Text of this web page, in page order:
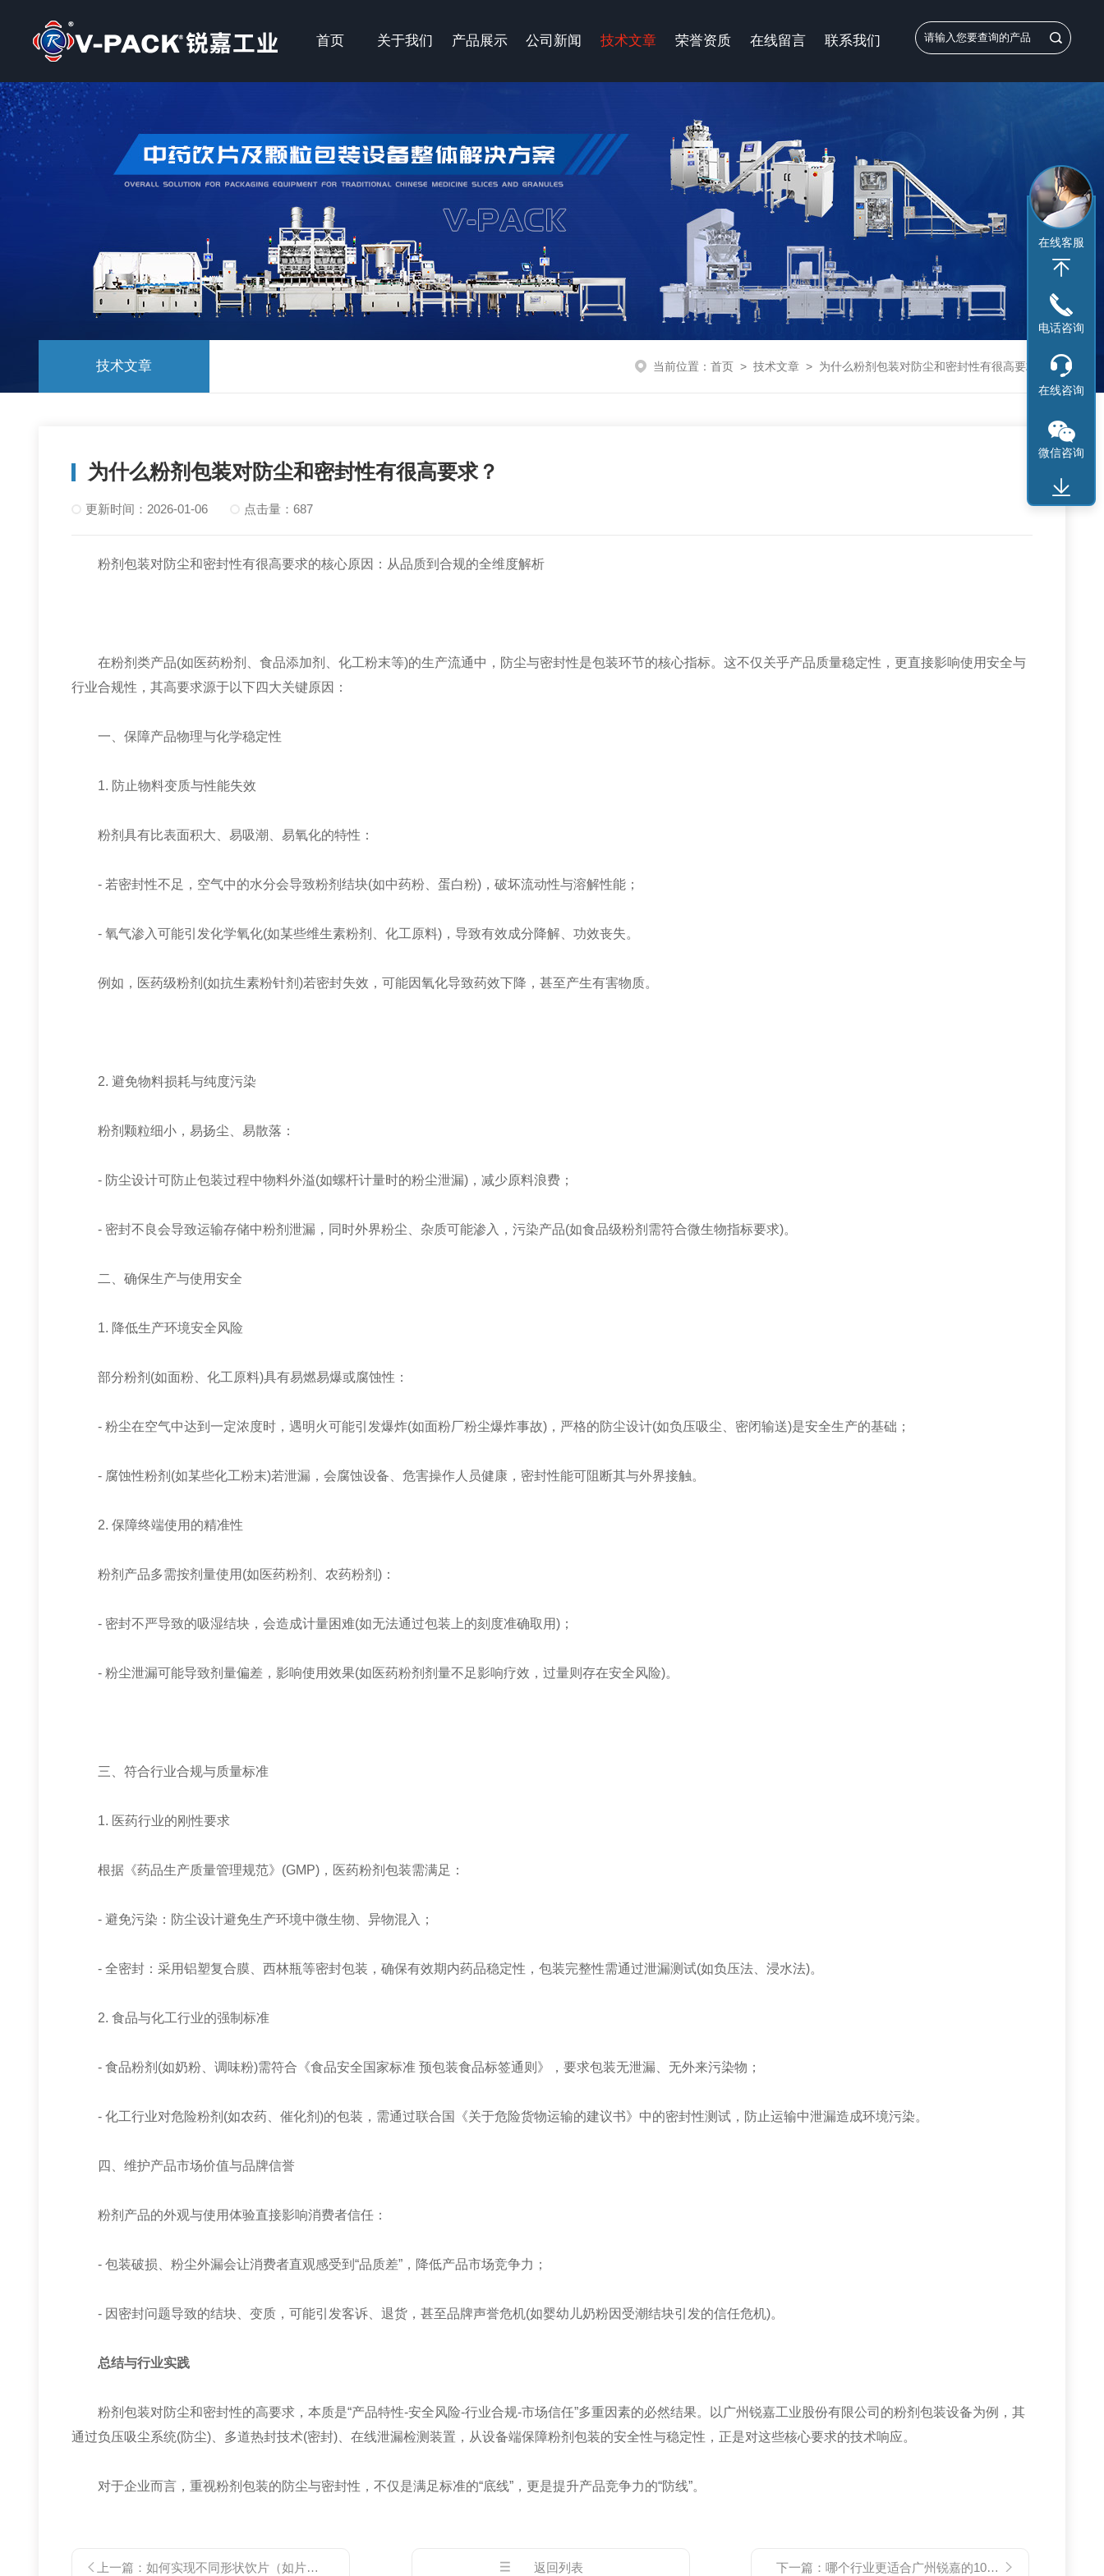
首页 关于我们 产品展示 公司新闻 技术文章 荣誉资质 在线留言 联系我们
技术文章 当前位置： 首页> 技术文章> 为什么粉剂包装对防尘和密封性有很高要求？
为什么粉剂包装对防尘和密封性有很高要求？
更新时间：2026-01-06 点击量：687
粉剂包装对防尘和密封性有很高要求的核心原因：从品质到合规的全维度解析
在粉剂类产品(如医药粉剂、食品添加剂、化工粉末等)的生产流通中，防尘与密封性是包装环节的核心指标。这不仅关乎产品质量稳定性，更直接影响使用安全与
行业合规性，其高要求源于以下四大关键原因：
一、保障产品物理与化学稳定性
1. 防止物料变质与性能失效
粉剂具有比表面积大、易吸潮、易氧化的特性：
- 若密封性不足，空气中的水分会导致粉剂结块(如中药粉、蛋白粉)，破坏流动性与溶解性能；
- 氧气渗入可能引发化学氧化(如某些维生素粉剂、化工原料)，导致有效成分降解、功效丧失。
例如，医药级粉剂(如抗生素粉针剂)若密封失效，可能因氧化导致药效下降，甚至产生有害物质。
2. 避免物料损耗与纯度污染
粉剂颗粒细小，易扬尘、易散落：
- 防尘设计可防止包装过程中物料外溢(如螺杆计量时的粉尘泄漏)，减少原料浪费；
- 密封不良会导致运输存储中粉剂泄漏，同时外界粉尘、杂质可能渗入，污染产品(如食品级粉剂需符合微生物指标要求)。
二、确保生产与使用安全
1. 降低生产环境安全风险
部分粉剂(如面粉、化工原料)具有易燃易爆或腐蚀性：
- 粉尘在空气中达到一定浓度时，遇明火可能引发爆炸(如面粉厂粉尘爆炸事故)，严格的防尘设计(如负压吸尘、密闭输送)是安全生产的基础；
- 腐蚀性粉剂(如某些化工粉末)若泄漏，会腐蚀设备、危害操作人员健康，密封性能可阻断其与外界接触。
2. 保障终端使用的精准性
粉剂产品多需按剂量使用(如医药粉剂、农药粉剂)：
- 密封不严导致的吸湿结块，会造成计量困难(如无法通过包装上的刻度准确取用)；
- 粉尘泄漏可能导致剂量偏差，影响使用效果(如医药粉剂剂量不足影响疗效，过量则存在安全风险)。
三、符合行业合规与质量标准
1. 医药行业的刚性要求
根据《药品生产质量管理规范》(GMP)，医药粉剂包装需满足：
- 避免污染：防尘设计避免生产环境中微生物、异物混入；
- 全密封：采用铝塑复合膜、西林瓶等密封包装，确保有效期内药品稳定性，包装完整性需通过泄漏测试(如负压法、浸水法)。
2. 食品与化工行业的强制标准
- 食品粉剂(如奶粉、调味粉)需符合《食品安全国家标准 预包装食品标签通则》，要求包装无泄漏、无外来污染物；
- 化工行业对危险粉剂(如农药、催化剂)的包装，需通过联合国《关于危险货物运输的建议书》中的密封性测试，防止运输中泄漏造成环境污染。
四、维护产品市场价值与品牌信誉
粉剂产品的外观与使用体验直接影响消费者信任：
- 包装破损、粉尘外漏会让消费者直观感受到“品质差”，降低产品市场竞争力；
- 因密封问题导致的结块、变质，可能引发客诉、退货，甚至品牌声誉危机(如婴幼儿奶粉因受潮结块引发的信任危机)。
总结与行业实践
粉剂包装对防尘和密封性的高要求，本质是“产品特性-安全风险-行业合规-市场信任”多重因素的必然结果。以广州锐嘉工业股份有限公司的粉剂包装设备为例，其
通过负压吸尘系统(防尘)、多道热封技术(密封)、在线泄漏检测装置，从设备端保障粉剂包装的安全性与稳定性，正是对这些核心要求的技术响应。
对于企业而言，重视粉剂包装的防尘与密封性，不仅是满足标准的“底线”，更是提升产品竞争力的“防线”。
上一篇：如何实现不同形状饮片（如片、段、块）的稳定上料与包装？ 返回列表 下一篇： 哪个行业更适合广州锐嘉的10KG大剂量包装线？
在线客服
电话咨询
在线咨询
微信咨询